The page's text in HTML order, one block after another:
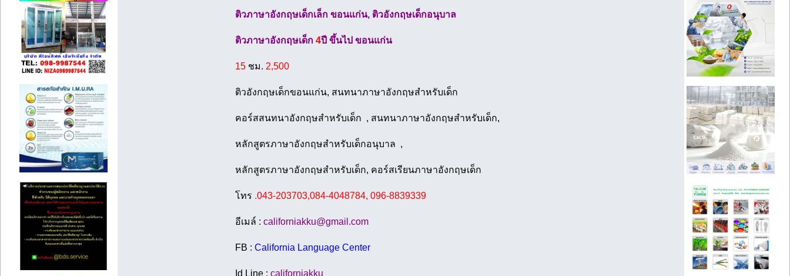
ติวภาษาอังกฤษเด็กเล็ก ขอนแก่น, ติวอังกฤษเด็กอนุบาล
ติวภาษาอังกฤษเด็ก 4ปี ขึ้นไป ขอนแก่น
15ชม. 2,500
ติวอังกฤษเด็กขอนแก่น, สนทนาภาษาอังกฤษสำหรับเด็ก
คอร์สสนทนาอังกฤษสำหรับเด็ก , สนทนาภาษาอังกฤษสำหรับเด็ก,
หลักสูตรภาษาอังกฤษสำหรับเด็กอนุบาล ,
หลักสูตรภาษาอังกฤษสำหรับเด็ก, คอร์สเรียนภาษาอังกฤษเด็ก
โทร .043-203703,084-4048784, 096-8839339
อีเมล์ : californiakku@gmail.com
FB : California Language Center
Id Line : californiakku